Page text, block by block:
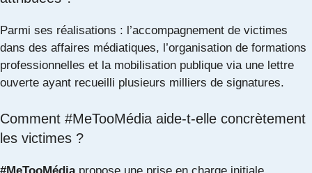
Parmi ses réalisations : l’accompagnement de victimes
dans des affaires médiatiques, l’organisation de formations
professionnelles et la mobilisation publique via une lettre
ouverte ayant recueilli plusieurs milliers de signatures.
Comment #MeTooMédia aide-t-elle concrètement
les victimes ?